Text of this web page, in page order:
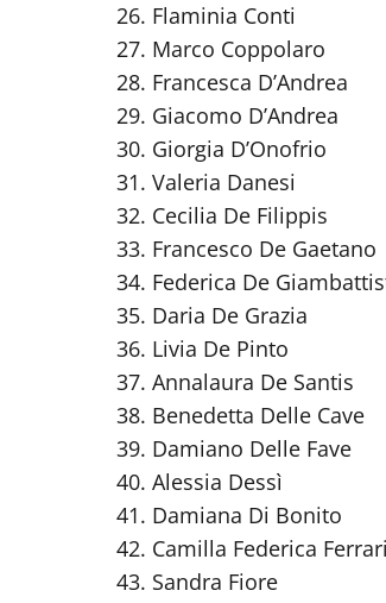
Flaminia Conti
Marco Coppolaro
Francesca D’Andrea
Giacomo D’Andrea
Giorgia D’Onofrio
Valeria Danesi
Cecilia De Filippis
Francesco De Gaetano
Federica De
Daria De Grazia
Livia De Pinto
Annalaura De Santis
Benedetta Delle Cave
Damiano Delle Fave
Alessia Dessì
Damiana Di Bonito
Camilla Federica
Sandra Fiore